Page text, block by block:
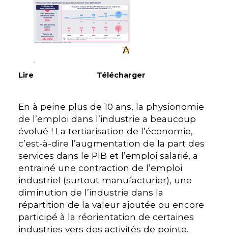
Lire Télécharger
En à peine plus de 10 ans, la physionomie
de l’emploi dans l’industrie a beaucoup
évolué ! La tertiarisation de l’économie,
c’est-à-dire l’augmentation de la part des
services dans le PIB et l’emploi salarié, a
entrainé une contraction de l’emploi
industriel (surtout manufacturier), une
diminution de l’industrie dans la
répartition de la valeur ajoutée ou encore
participé à la réorientation de certaines
industries vers des activités de pointe.